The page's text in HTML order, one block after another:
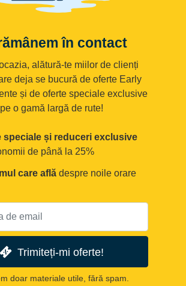
în contact
alătură-te miilor de clienți
deja se bucură de oferte Early
și de oferte speciale exclusive
pe o gamă largă de rute!
speciale și reduceri exclusive
de până la 25%
care află despre noile orare
Trimiteți-mi oferte!
doar materiale utile, fără spam.